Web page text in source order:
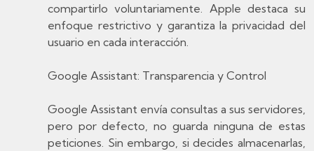
compartirlo voluntariamente. Apple destaca su
enfoque restrictivo y garantiza la privacidad del
usuario en cada interacción.
Google Assistant: Transparencia y Control
Google Assistant envía consultas a sus servidores,
pero por defecto, no guarda ninguna de estas
peticiones. Sin embargo, si decides almacenarlas,